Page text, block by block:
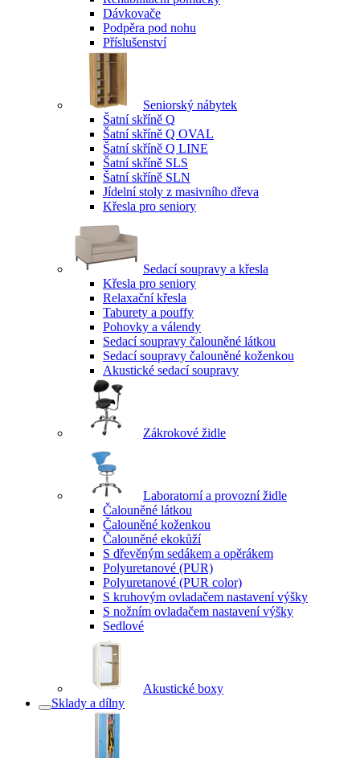
Dávkovače
Podpěra pod nohu
Příslušenství
Seniorský nábytek
Šatní skříně Q
Šatní skříně Q OVAL
Šatní skříně Q LINE
Šatní skříně SLS
Šatní skříně SLN
Jídelní stoly z masivního dřeva
Křesla pro seniory
Sedací soupravy a křesla
Křesla pro seniory
Relaxační křesla
Taburety a pouffy
Pohovky a válendy
Sedací soupravy čalouněné látkou
Sedací soupravy čalouněné koženkou
Akustické sedací soupravy
Zákrokové židle
Laboratorní a provozní židle
Čalouněné látkou
Čalouněné koženkou
Čalouněné ekokůží
S dřevěným sedákem a opěrákem
Polyuretanové (PUR)
Polyuretanové (PUR color)
S kruhovým ovladačem nastavení výšky
S nožním ovladačem nastavení výšky
Sedlové
Akustické boxy
Sklady a dílny